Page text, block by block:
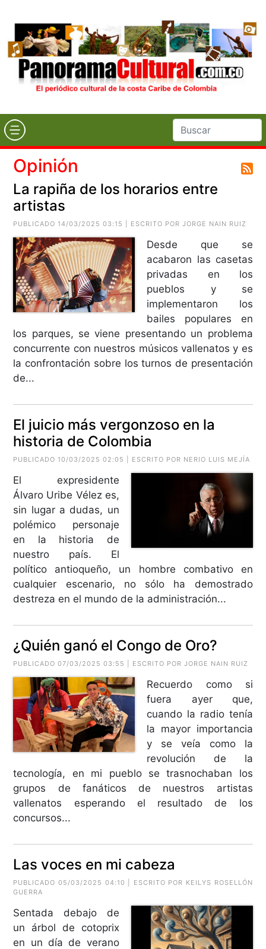
Opinión
La rapiña de los horarios entre
artistas
PUBLICADO 14/03/2025 03:15 | ESCRITO PORJORGE NAIN RUIZ
Desde que se
acabaron las casetas
privadas en los
pueblos y se
implementaron los
bailes populares en
los parques, se viene presentando un problema
concurrente con nuestros músicos vallenatos y es
la confrontación sobre los turnos de presentación
de...
El juicio más vergonzoso en la
historia de Colombia
PUBLICADO 10/03/2025 02:05 | ESCRITO POR NERIO LUIS MEJÍA
El expresidente
Álvaro Uribe Vélez es,
sin lugar a dudas, un
polémico personaje
en la historia de
nuestro país. El
político antioqueño, un hombre combativo en
cualquier escenario, no sólo ha demostrado
destreza en el mundo de la administración...
¿Quién ganó el Congo de Oro?
PUBLICADO 07/03/2025 03:55 | ESCRITO PORJORGE NAIN RUIZ
Recuerdo como si
fuera ayer que,
cuando la radio tenía
la mayor importancia
y se veía como la
revolución de la
tecnología, en mi pueblo se trasnochaban los
grupos de fanáticos de nuestros artistas
vallenatos esperando el resultado de los
concursos...
Las voces en mi cabeza
PUBLICADO 05/03/2025 04:10 | ESCRITO POR KEILYS ROSELLÓN
GUERRA
Sentada debajo de
un árbol de cotoprix
en un día de verano